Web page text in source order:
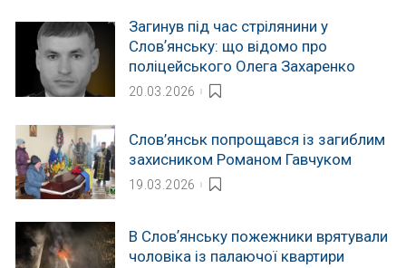
Загинув під час стрілянини у
Словʼянську: що відомо про
поліцейського Олега Захаренко
20.03.2026
Слов’янськ попрощався із загиблим
захисником Романом Гавчуком
19.03.2026
В Словʼянську пожежники врятували
чоловіка із палаючої квартири